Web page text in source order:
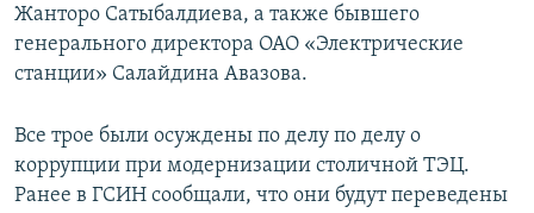
Жанторо Сатыбалдиева, а также бывшего
генерального директора ОАО «Электрические
станции» Салайдина Авазова.
Все трое были осуждены по делу по делу о
коррупции при модернизации столичной ТЭЦ.
Ранее в ГСИН сообщали, что они будут переведены